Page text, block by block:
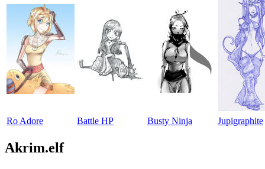
Ro Adore Battle HP Busty Ninja Jupigraphite
Akrim.elf